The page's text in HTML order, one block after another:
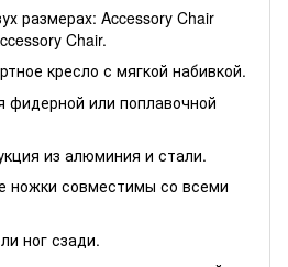
размерах: Accessory Chair
Chair.
кресло с мягкой набивкой.
фидерной или поплавочной
из алюминия и стали.
ножки совместимы со всеми
ног сзади.